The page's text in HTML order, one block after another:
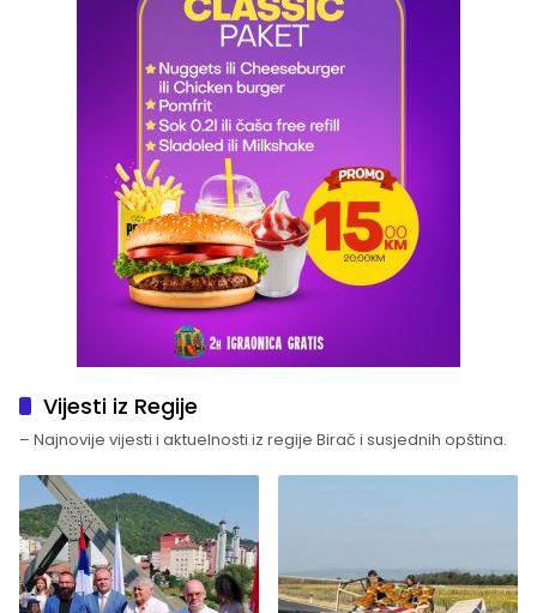
Vijesti iz Regije
– Najnovije vijesti i aktuelnosti iz regije Birač i susjednih opština.